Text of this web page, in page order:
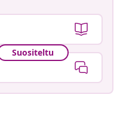
Suositeltu